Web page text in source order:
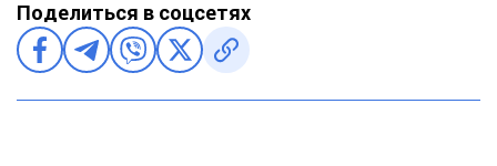
Поделиться в соцсетях